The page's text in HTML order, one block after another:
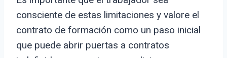
consciente de estas limitaciones y valore el
contrato de formación como un paso inicial
que puede abrir puertas a contratos